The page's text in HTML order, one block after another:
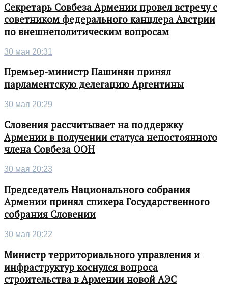
Секретарь Совбеза Армении провел встречу с
советником федерального канцлера Австрии
по внешнеполитическим вопросам
30 мая 20:31
Премьер-министр Пашинян принял
парламентскую делегацию Аргентины
30 мая 20:29
Словения рассчитывает на поддержку
Армении в получении статуса непостоянного
члена Совбеза ООН
30 мая 20:23
Председатель Национального собрания
Армении принял спикера Государственного
собрания Словении
30 мая 20:22
Министр территориального управления и
инфраструктур коснулся вопроса
строительства в Армении новой АЭС